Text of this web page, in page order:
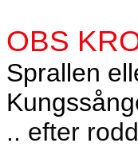
OBS
Sprallen
.. efter